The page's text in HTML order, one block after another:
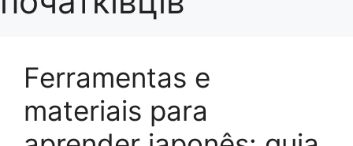
Ferramentas e
materiais para